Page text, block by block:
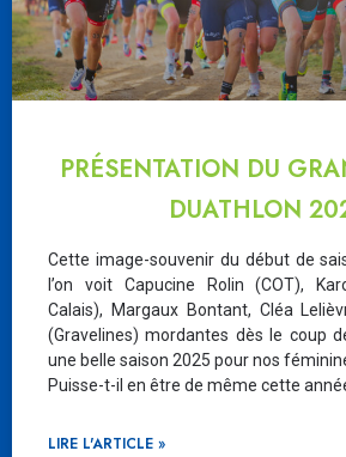
PRÉSENTATION DU
DUATHLON
Cette image-souvenir du début de
l’on voit Capucine Rolin (COT),
Calais), Margaux Bontant, Cléa
(Gravelines) mordantes dès le coup
une belle saison 2025 pour nos
Puisse-t-il en être de même cette
LIRE L'ARTICLE »